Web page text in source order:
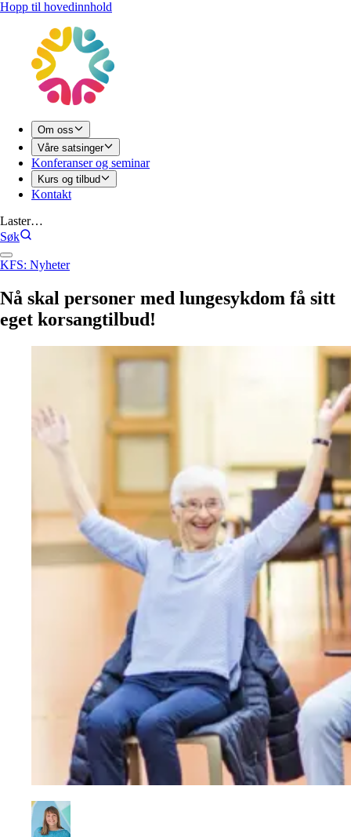
Hopp til hovedinnhold
Om oss
Våre satsinger
Konferanser og seminar
Kurs og tilbud
Kontakt
Laster…
Søk
KFS: Nyheter
Nå skal personer med lungesykdom få sitt
eget korsangtilbud!